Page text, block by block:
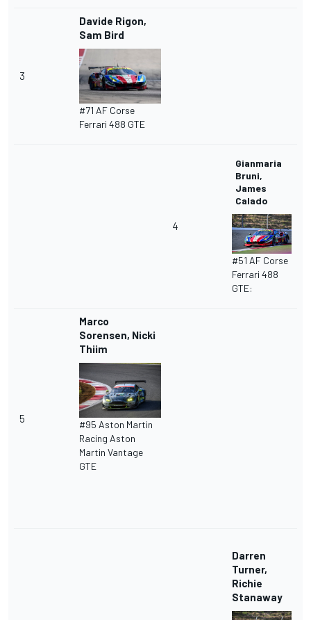
3
Davide Rigon,
Sam Bird
#71 AF Corse
Ferrari 488 GTE
4
Gianmaria
Bruni,
James
Calado
#51 AF Corse
Ferrari 488
GTE:
5
Marco
Sorensen, Nicki
Thiim
#95 Aston Martin
Racing Aston
Martin Vantage
GTE
Darren
Turner,
Richie
Stanaway